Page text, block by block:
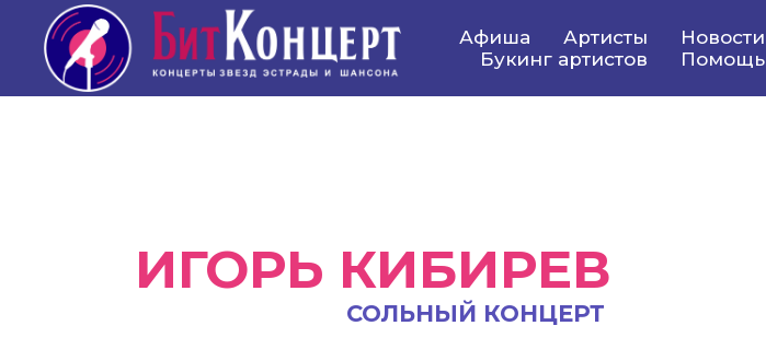
Афиша Артисты Новости
Букинг артистов
Помощь
ИГОРЬ КИБИРЕВ
СОЛЬНЫЙ КОНЦЕРТ